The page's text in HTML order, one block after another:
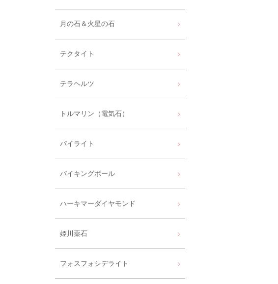
月の石＆火星の石
テクタイト
テラヘルツ
トルマリン（電気石）
パイライト
バイキングボール
ハーキマーダイヤモンド
姫川薬石
フォスフォシデライト